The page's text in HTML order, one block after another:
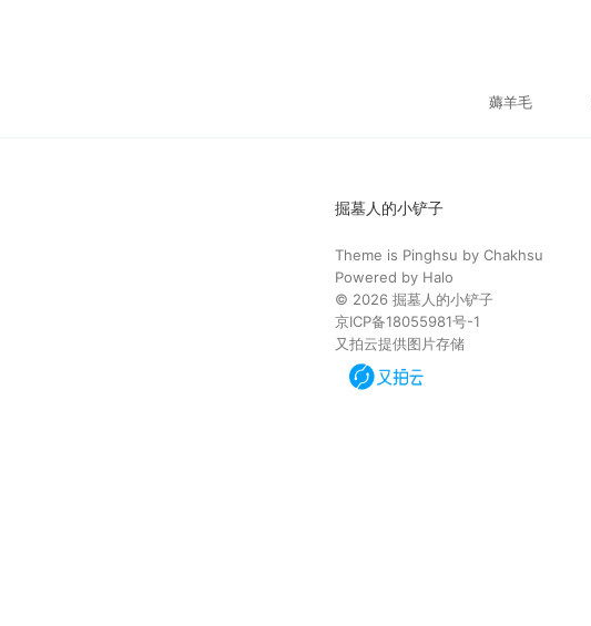
薅羊毛
掘墓人的小铲子
Theme is Pinghsu by Chakhsu
Powered by Halo
© 2026 掘墓人的小铲子
京ICP备18055981号-1
又拍云提供图片存储